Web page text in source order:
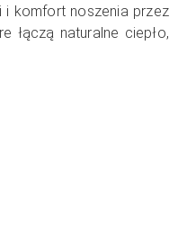
i komfort noszenia przez
łączą naturalne ciepło,